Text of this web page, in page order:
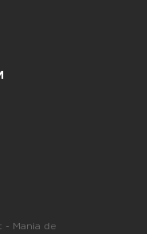
- Mania de